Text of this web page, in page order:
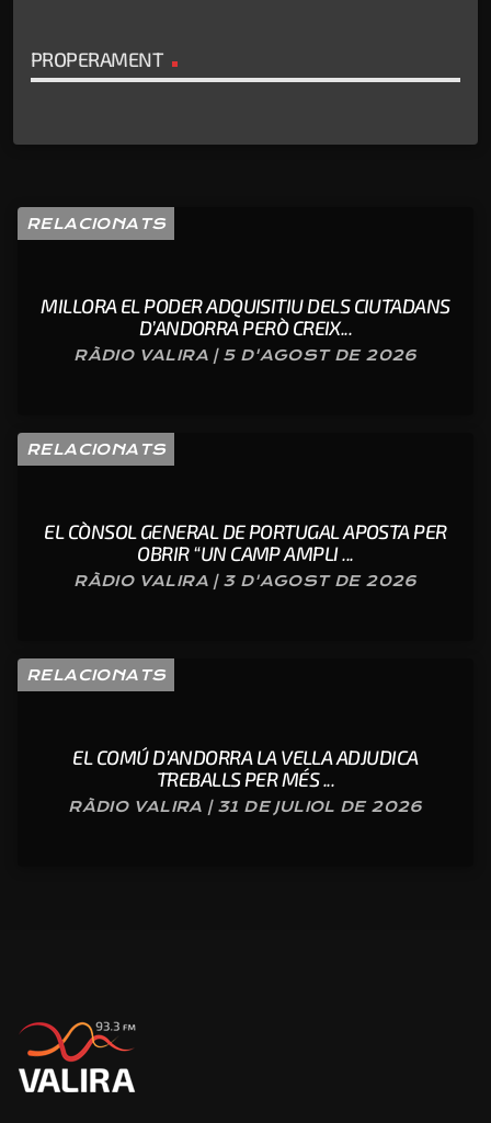
PROPERAMENT
RELACIONATS
MILLORA EL PODER ADQUISITIU DELS CIUTADANS
D’ANDORRA PERÒ CREIX...
RÀDIO VALIRA | 5 D'AGOST DE 2026
RELACIONATS
EL CÒNSOL GENERAL DE PORTUGAL APOSTA PER
OBRIR “UN CAMP AMPLI ...
RÀDIO VALIRA | 3 D'AGOST DE 2026
RELACIONATS
EL COMÚ D’ANDORRA LA VELLA ADJUDICA
TREBALLS PER MÉS ...
RÀDIO VALIRA | 31 DE JULIOL DE 2026